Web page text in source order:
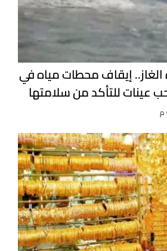
إيقاف محطات مياه في
عينات للتأكد من سلامتها